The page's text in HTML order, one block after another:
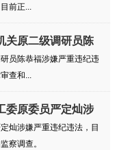
前正...
关原二级调研员陈
员陈恭福涉嫌严重违纪违
查和...
委原委员严定灿涉
灿涉嫌严重违纪违法，目
察调查。